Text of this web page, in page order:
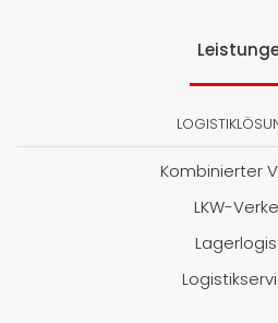
Kombinierter
LKW-